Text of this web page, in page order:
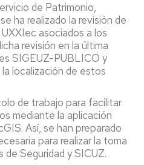
de Patrimonio,
ha realizado la revisión de
asociados a los
revisión en la última
SIGEUZ-PUBLICO y
localización de estos
de trabajo para facilitar
mediante la aplicación
Así, se han preparado
para realizar la toma
de Seguridad y SICUZ.